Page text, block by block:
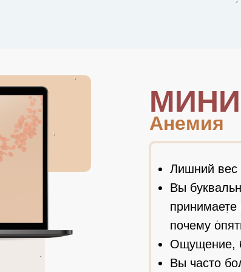
Лишний вес
Вы
принимаете
почему
Ощущение,
Вы часто
Анемия